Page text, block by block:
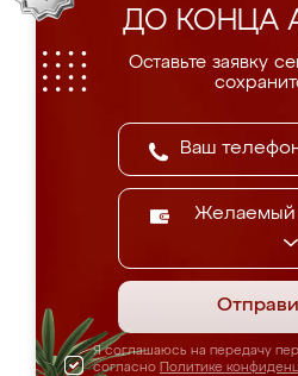
ДО КОНЦА
Оставьте заявку
Я соглашаюсь на передачу
согласно Политике